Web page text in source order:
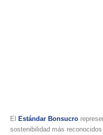
El Estándar Bonsucro
sostenibilidad más